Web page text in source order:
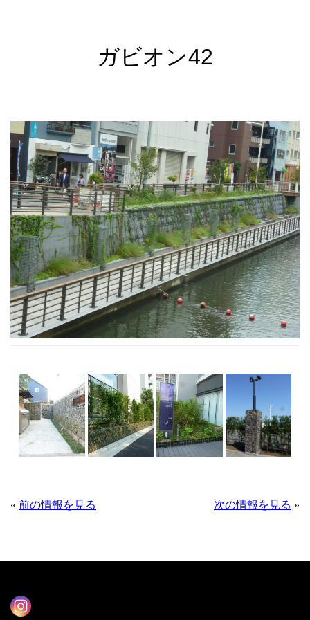
ガビオン42
« 前の情報を見る 次の情報を見る »